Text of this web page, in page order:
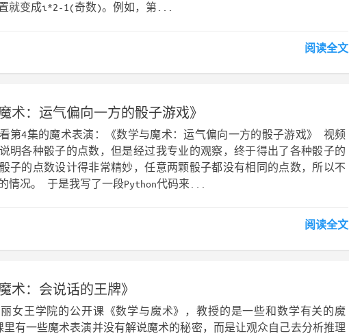
就变成i*2-1(奇数)。例如，第...
阅读全文
术：运气偏向一方的骰子游戏》
第4集的魔术表演：《数学与魔术：运气偏向一方的骰子游戏》 视频
明各种骰子的点数，但是经过我专业的观察，终于得出了各种骰子的
子的点数设计得非常精妙，任意两颗骰子都没有相同的点数，所以不
情况。 于是我写了一段Python代码来...
阅读全文
术：会说话的王牌》
女王学院的公开课《数学与魔术》，教授的是一些和数学有关的魔
有一些魔术表演并没有解说魔术的秘密，而是让观众自己去分析推理